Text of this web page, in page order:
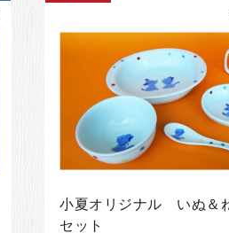
小夏オリジナル いぬ＆
セット